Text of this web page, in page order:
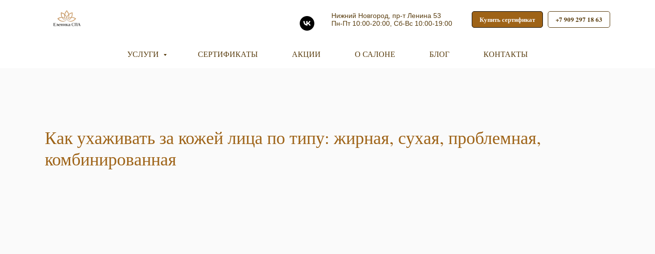
Нижний Новгород, пр-т Ленина 53
Пн-Пт 10:00-20:00, Сб-Вс 10:00-19:00
Купить сертификат +7 909 297 18 63
УСЛУГИ СЕРТИФИКАТЫ АКЦИИ О САЛОНЕ БЛОГ КОНТАКТЫ
Как ухаживать за кожей лица по типу: жирная, сухая, проблемная,
комбинированная